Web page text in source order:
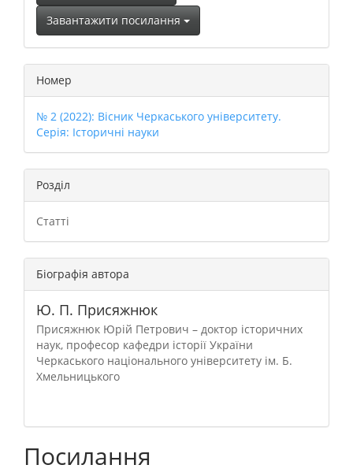
Завантажити посилання
Номер
№ 2 (2022): Вісник Черкаського університету.
Серія: Історичні науки
Розділ
Статті
Біографія автора
Ю. П. Присяжнюк
Присяжнюк Юрій Петрович – доктор історичних
наук, професор кафедри історії України
Черкаського національного університету ім. Б.
Хмельницького
Посилання